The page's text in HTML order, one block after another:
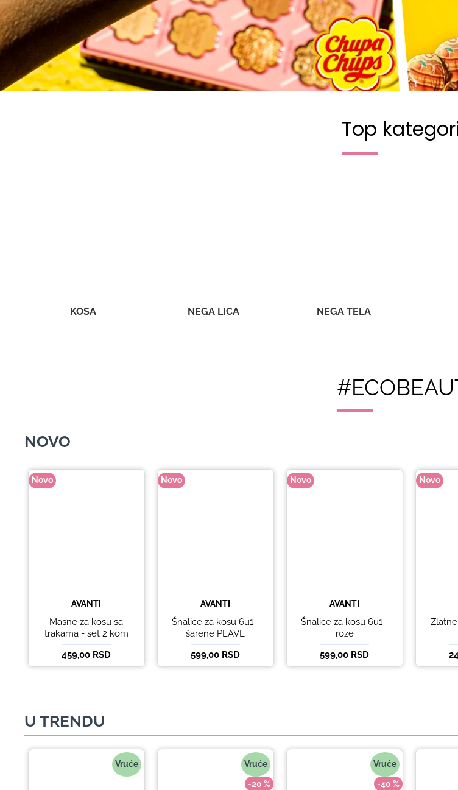
Top
KOSA NEGA LICA NEGA TELA
NOVO
Novo
AVANTI
Masne za kosu sa
trakama - set 2 kom
459,00 RSD
Novo
AVANTI
Šnalice za kosu 6u1 -
šarene PLAVE
599,00 RSD
Novo
AVANTI
Šnalice za kosu 6u1 -
roze
599,00 RSD
Novo
U TRENDU
Vruće Vruće
-20 %
Vruće
-40 %